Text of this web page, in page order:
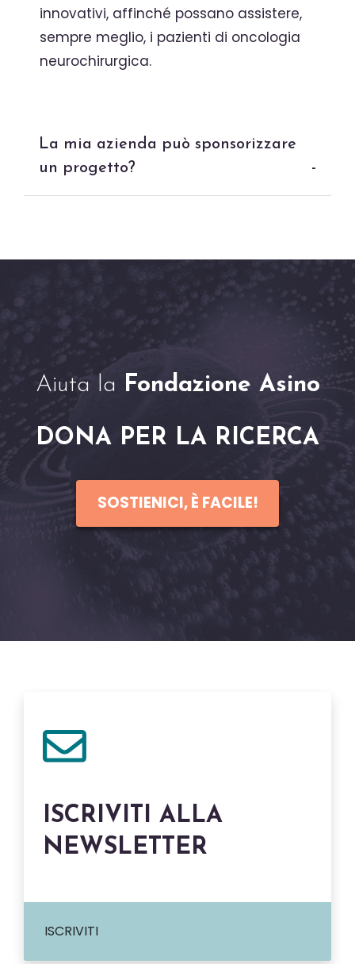
innovativi, affinché possano assistere,
sempre meglio, i pazienti di oncologia
neurochirurgica.
La mia azienda può sponsorizzare
un progetto?
-
Aiuta la Fondazione Asino
DONA PER LA RICERCA
SOSTIENICI, È FACILE!
ISCRIVITI ALLA
NEWSLETTER
ISCRIVITI